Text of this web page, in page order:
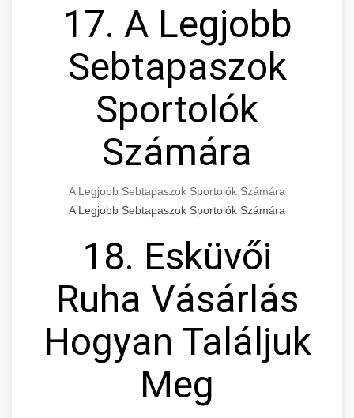
17. A Legjobb
Sebtapaszok
Sportolók
Számára
A Legjobb Sebtapaszok Sportolók Számára
A Legjobb Sebtapaszok Sportolók Számára
18. Esküvői
Ruha Vásárlás
Hogyan Találjuk
Meg